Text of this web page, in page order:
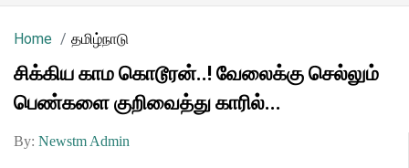
Home தமிழ்நாடு
சிக்கிய காம கொடூரன்..! வேலைக்கு செல்லும்
பெண்களை குறிவைத்து காரில்...
By: Newstm Admin